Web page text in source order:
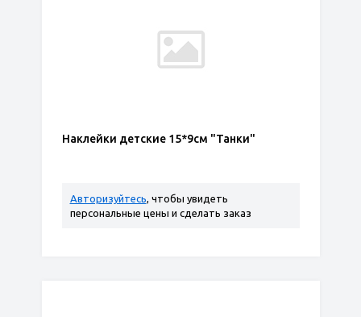
Наклейки детские 15*9см "Танки"
Авторизуйтесь, чтобы увидеть
персональные цены и сделать заказ